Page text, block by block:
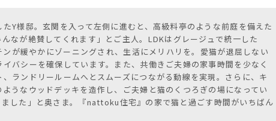
Y様邸。玄関を入って左側に進むと、高級料亭のような前庭を備えた
なが絶賛してくれます」とご主人。LDKはグレージュで統一した
が緩やかにゾーニングされ、生活にメリハリを。愛猫が退屈しない
バシーを確保しています。また、共働きご夫婦の家事時間を少なく
ランドリールームへとスムーズにつながる動線を実現。さらに、キ
うなウッドデッキを造作し、ご夫婦と猫のくつろぎの場になってい
した」と奥さま。『nattoku住宅』の家で猫と過ごす時間がいちばん